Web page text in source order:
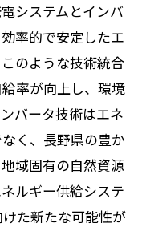
るインバータ技
事例
ー効率化
技術の応用
インバータの重
コスト削減効
システムとインバ
率的で安定したエ
のような技術統合
率が向上し、環境
バータ技術はエネ
く、長野県の豊か
域固有の自然資源
ルギー供給システ
た新たな可能性が